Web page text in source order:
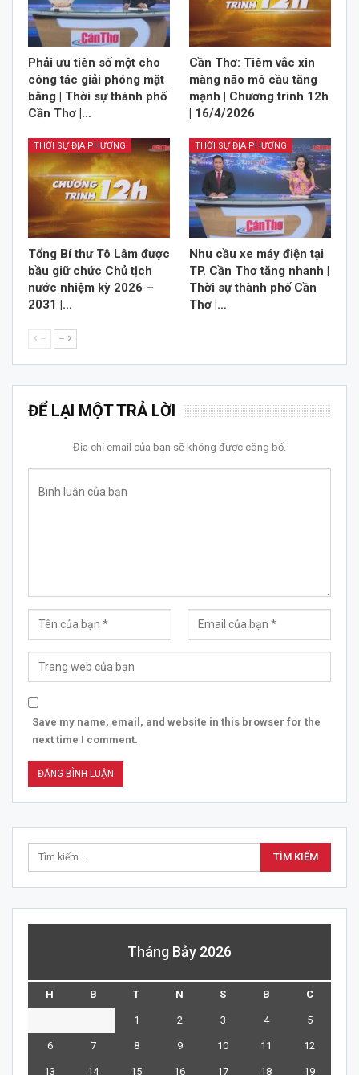
Phải ưu tiên số một cho
công tác giải phóng mặt
bằng | Thời sự thành phố
Cần Thơ |…
Cần Thơ: Tiêm vắc xin
màng não mô cầu tăng
mạnh | Chương trình 12h
| 16/4/2026
THỜI SỰ ĐỊA PHƯƠNG
Tổng Bí thư Tô Lâm được
bầu giữ chức Chủ tịch
nước nhiệm kỳ 2026 –
2031 |…
THỜI SỰ ĐỊA PHƯƠNG
Nhu cầu xe máy điện tại
TP. Cần Thơ tăng nhanh |
Thời sự thành phố Cần
Thơ |…
-- --
ĐỂ LẠI MỘT TRẢ LỜI
Địa chỉ email của bạn sẽ không được công bố.
Save my name, email, and website in this browser for the
next time I comment.
Tháng Bảy 2026
H B T N S B C
1 2 3 4 5
6 7 8 9 10 11 12
13 14 15 16 17 18 19